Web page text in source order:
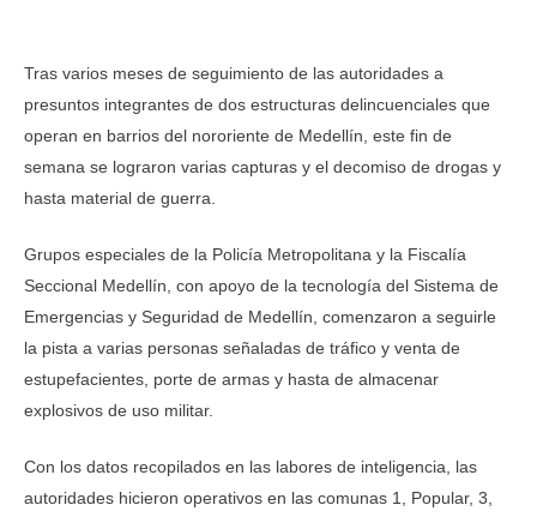
Tras varios meses de seguimiento de las autoridades a
presuntos integrantes de dos estructuras delincuenciales que
operan en barrios del nororiente de Medellín, este fin de
semana se lograron varias capturas y el decomiso de drogas y
hasta material de guerra.
Grupos especiales de la Policía Metropolitana y la Fiscalía
Seccional Medellín, con apoyo de la tecnología del Sistema de
Emergencias y Seguridad de Medellín, comenzaron a seguirle
la pista a varias personas señaladas de tráfico y venta de
estupefacientes, porte de armas y hasta de almacenar
explosivos de uso militar.
Con los datos recopilados en las labores de inteligencia, las
autoridades hicieron operativos en las comunas 1, Popular, 3,